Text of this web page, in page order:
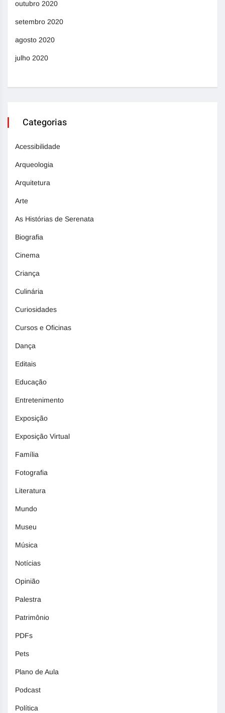
outubro 2020
setembro 2020
agosto 2020
julho 2020
Categorias
Acessibilidade
Arqueologia
Arquitetura
Arte
As Histórias de Serenata
Biografia
Cinema
Criança
Culinária
Curiosidades
Cursos e Oficinas
Dança
Editais
Educação
Entretenimento
Exposição
Exposição Virtual
Família
Fotografia
Literatura
Mundo
Museu
Música
Notícias
Opinião
Palestra
Patrimônio
PDFs
Pets
Plano de Aula
Podcast
Política